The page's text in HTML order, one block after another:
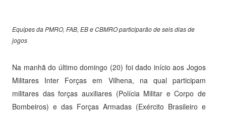
Equipes da PMRO, FAB, EB e CBMRO participarão de seis dias de
jogos
Na manhã do último domingo (20) foi dado início aos Jogos
Militares Inter Forças em Vilhena, na qual participam
militares das forças auxiliares (Polícia Militar e Corpo de
Bombeiros) e das Forças Armadas (Exército Brasileiro e